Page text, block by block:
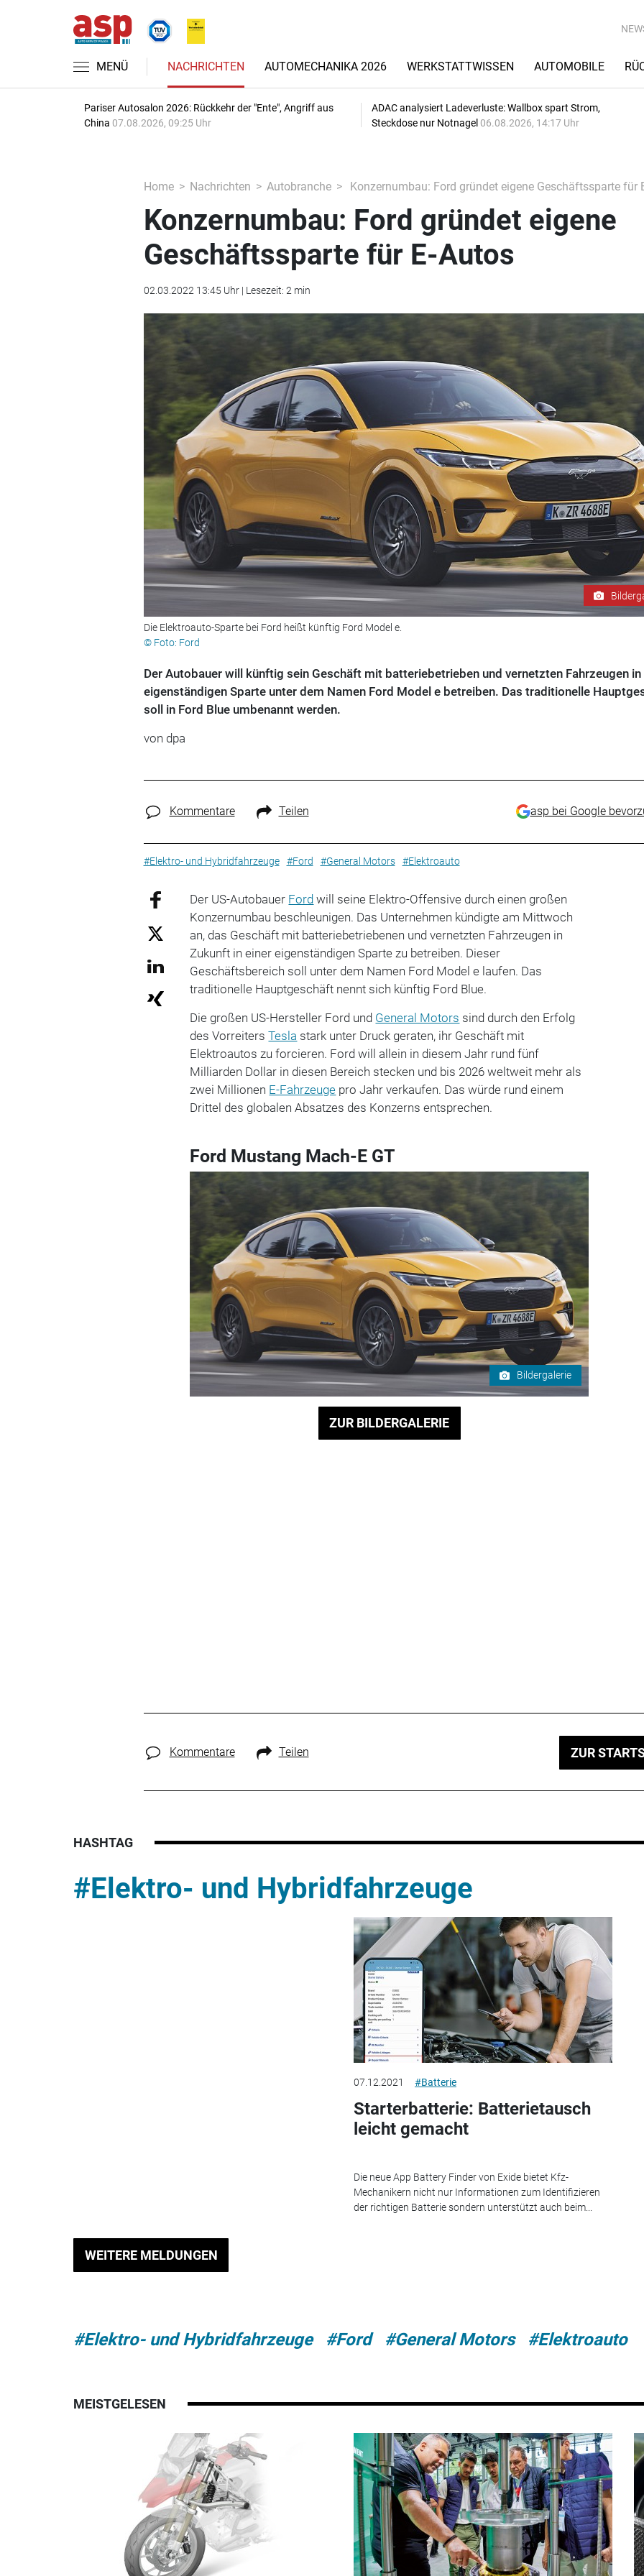
MENÜ NACHRICHTEN AUTOMECHANIKA 2026 WERKSTATTWISSEN AUTOMOBILE
Pariser Autosalon 2026: Rückkehr der "Ente", Angriff aus
China 07.08.2026, 09:25 Uhr
ADAC analysiert Ladeverluste: Wallbox spart Strom,
Steckdose nur Notnagel 06.08.2026, 14:17 Uhr
Home Nachrichten Autobranche Konzernumbau: Ford gründet eigene Geschäftssparte für
Konzernumbau: Ford gründet eigene
Geschäftssparte für E-Autos
02.03.2022 13:45 Uhr | Lesezeit: 2 min
Die Elektroauto-Sparte bei Ford heißt künftig Ford Model e.
© Foto: Ford
Der Autobauer will künftig sein Geschäft mit batteriebetrieben und vernetzten Fahrzeugen in
eigenständigen Sparte unter dem Namen Ford Model e betreiben. Das traditionelle
soll in Ford Blue umbenannt werden.
von dpa
Kommentare Teilen asp bei Google
#Elektro- und Hybridfahrzeuge #Ford #General Motors #Elektroauto
Der US-Autobauer Ford will seine Elektro-Offensive durch einen großen
Konzernumbau beschleunigen. Das Unternehmen kündigte am Mittwoch
an, das Geschäft mit batteriebetriebenen und vernetzten Fahrzeugen in
Zukunft in einer eigenständigen Sparte zu betreiben. Dieser
Geschäftsbereich soll unter dem Namen Ford Model e laufen. Das
traditionelle Hauptgeschäft nennt sich künftig Ford Blue.
Die großen US-Hersteller Ford und General Motors sind durch den Erfolg
des VorreitersTesla stark unter Druck geraten, ihr Geschäft mit
Elektroautos zu forcieren. Ford will allein in diesem Jahr rund fünf
Milliarden Dollar in diesen Bereich stecken und bis 2026 weltweit mehr als
zwei Millionen E-Fahrzeuge pro Jahr verkaufen. Das würde rund einem
Drittel des globalen Absatzes des Konzerns entsprechen.
Ford Mustang Mach-E GT
Bildergalerie
ZUR BILDERGALERIE
Kommentare Teilen ZUR
HASHTAG
#Elektro- und Hybridfahrzeuge
07.12.2021 #Batterie
Starterbatterie: Batterietausch
leicht gemacht
Die neue App Battery Finder von Exide bietet Kfz-
Mechanikern nicht nur Informationen zum Identifizieren
der richtigen Batterie sondern unterstützt auch beim...
WEITERE MELDUNGEN
#Elektro- und Hybridfahrzeuge #Ford #General Motors #Elektroauto
MEISTGELESEN